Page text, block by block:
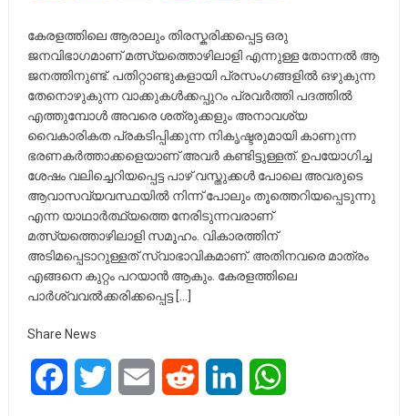
കേരളത്തിലെ ആരാലും തിരസ്കരിക്കപ്പെട്ട ഒരു
ജനവിഭാഗമാണ് മത്സ്യത്തൊഴിലാളി എന്നുള്ള തോന്നൽ ആ
ജനത്തിനുണ്ട്. പതിറ്റാണ്ടുകളായി പ്രസംഗങ്ങളിൽ ഒഴുകുന്ന
തേനൊഴുകുന്ന വാക്കുകൾക്കപ്പുറം പ്രവർത്തി പദത്തിൽ
എത്തുമ്പോൾ അവരെ ശത്രുക്കളും അനാവശ്യ
വൈകാരികത പ്രകടിപ്പിക്കുന്ന നികൃഷ്ടരുമായി കാണുന്ന
ഭരണകർത്താക്കളെയാണ് അവർ കണ്ടിട്ടുള്ളത്. ഉപയോഗിച്ച
ശേഷം വലിച്ചെറിയപ്പെട്ട പാഴ് വസ്തുക്കൾ പോലെ അവരുടെ
ആവാസവ്യവസ്ഥയിൽ നിന്ന് പോലും തൂത്തെറിയപ്പെടുന്നു
എന്ന യാഥാർത്ഥ്യത്തെ നേരിടുന്നവരാണ്
മത്സ്യത്തൊഴിലാളി സമൂഹം. വികാരത്തിന്
അടിമപ്പെടാറുള്ളത് സ്വാഭാവികമാണ്. അതിനവരെ മാത്രം
എങ്ങനെ കുറ്റം പറയാൻ ആകും. കേരളത്തിലെ
പാർശ്വവൽക്കരിക്കപ്പെട്ട […]
Share News
FacebookTwitter Email Reddit LinkedIn